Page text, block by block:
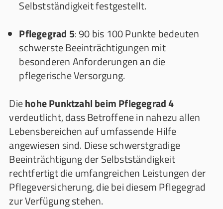
Selbstständigkeit festgestellt.
Pflegegrad 5: 90 bis 100 Punkte bedeuten
schwerste Beeinträchtigungen mit
besonderen Anforderungen an die
pflegerische Versorgung.
Diehohe Punktzahl beim Pflegegrad 4
verdeutlicht, dass Betroffene in nahezu allen
Lebensbereichen auf umfassende Hilfe
angewiesen sind. Diese schwerstgradige
Beeinträchtigung der Selbstständigkeit
rechtfertigt die umfangreichen Leistungen der
Pflegeversicherung, die bei diesem Pflegegrad
zur Verfügung stehen.